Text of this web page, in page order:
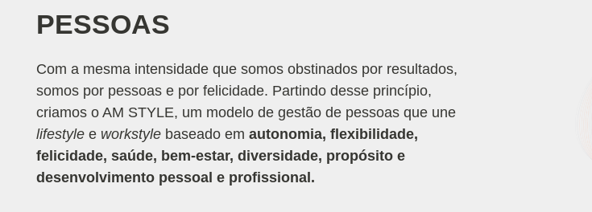
PESSOAS
Com a mesma intensidade que somos obstinados por resultados,
somos por pessoas e por felicidade. Partindo desse princípio,
criamos o AM STYLE, um modelo de gestão de pessoas que une
lifestyle e workstyle baseado em autonomia, flexibilidade,
felicidade, saúde, bem-estar, diversidade, propósito e
desenvolvimento pessoal e profissional.